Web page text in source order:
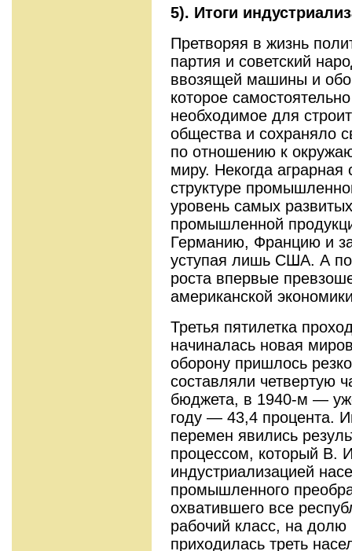
5). Итоги
Претворяя в жизнь
партия и советский
ввозящей машины и
которое
необходимое для
общества и сохраняло
по отношению к
миру. Некогда аграрная
структуре
уровень самых
промышленной
Германию, Францию и
уступая лишь США. А по
роста впервые
американской
Третья пятилетка
начиналась новая
оборону пришлось
составляли четвертую
бюджета, в 1940-м —
году — 43,4 процента.
перемен явились
процессом, который В.
индустриализацией
промышленного
охватившего все
рабочий класс, на долю
приходилась треть